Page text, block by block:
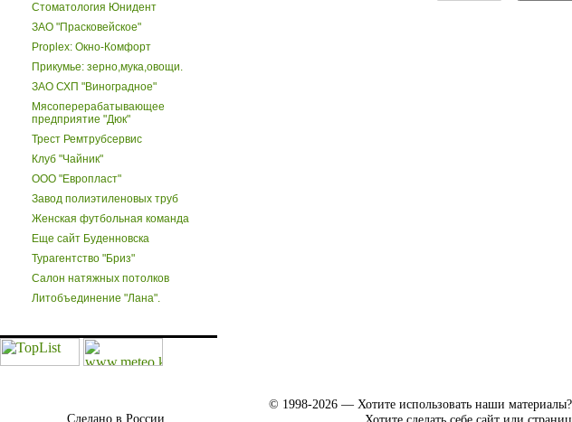
Стоматология Юнидент
ЗАО "Прасковейское"
Proplex: Окно-Комфорт
Прикумье: зерно,мука,овощи.
ЗАО СХП "Виноградное"
Мясоперерабатывающее
предприятие "Дюк"
Трест Ремтрубсервис
Клуб "Чайник"
ООО "Европласт"
Завод полиэтиленовых труб
Женская футбольная команда
Еще сайт Буденновска
Турагентство "Бриз"
Салон натяжных потолков
Литобъединение "Лана".
Сделано в России.
© 1998-2026 — Хотите использовать наши